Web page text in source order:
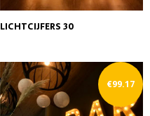
LICHTCIJFERS 30
€99.17